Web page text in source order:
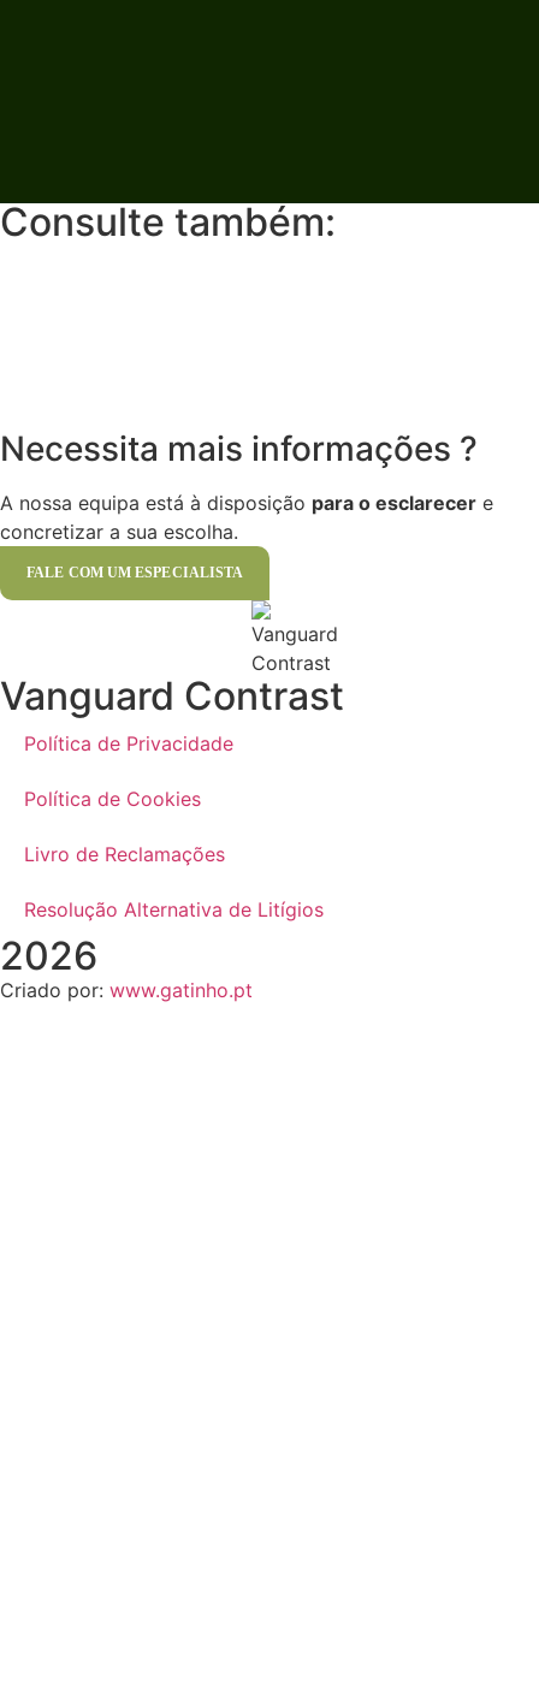
Consulte também:
Necessita mais informações ?
A nossa equipa está à disposição para o esclarecer e
concretizar a sua escolha.
FALE COM UM ESPECIALISTA
Vanguard Contrast
Política de Privacidade
Política de Cookies
Livro de Reclamações
Resolução Alternativa de Litígios
2026
Criado por: www.gatinho.pt